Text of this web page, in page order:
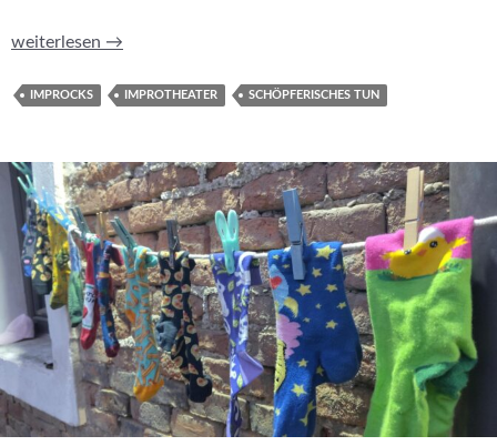
Improcks – ein gelungener Abend
weiterlesen →
IMPROCKS IMPROTHEATER SCHÖPFERISCHES TUN